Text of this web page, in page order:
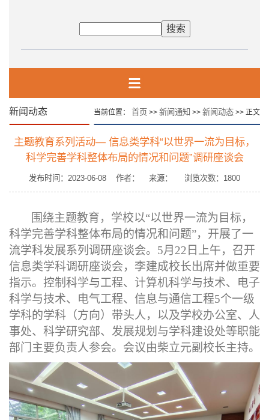
新闻动态 当前位置： 首页 >> 新闻通知 >> 新闻动态 >> 正文
主题教育系列活动— 信息类学科“以世界一流为目标，
科学完善学科整体布局的情况和问题”调研座谈会
发布时间：2023-06-08 作者： 来源： 浏览次数： 1800
围绕主题教育， 学校以“以世界一流为目标，
科学完善学科整体布局的情况和问题”， 开展了一
流学科发展系列调研座谈会。 5月22日上午， 召开
信息类学科调研座谈会， 李建成校长出席并做重要
指示。控制科学与工程、计算机科学与技术、电子
科学与技术、 电气工程、信息与通信工程5个一级
学科的学科（方向）带头人，以及学校办公室、人
事处、科学研究部、发展规划与学科建设处等职能
部门主要负责人参会。会议由柴立元副校长主持。